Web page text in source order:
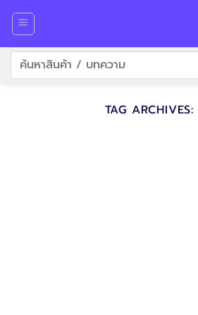
content
ค้นหา:
TAG ARCHIVES: